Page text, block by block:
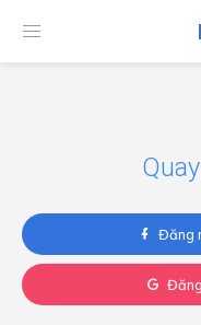
Đăng